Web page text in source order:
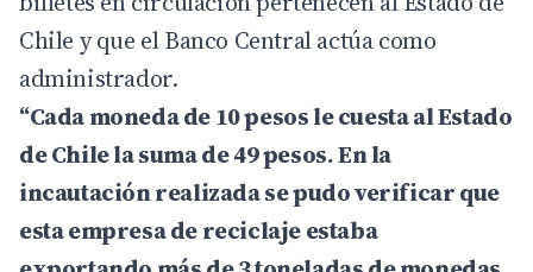
Chile y que el Banco Central actúa como
administrador.
“Cada moneda de 10 pesos le cuesta al Estado
de Chile la suma de 49 pesos. En la
incautación realizada se pudo verificar que
esta empresa de reciclaje estaba